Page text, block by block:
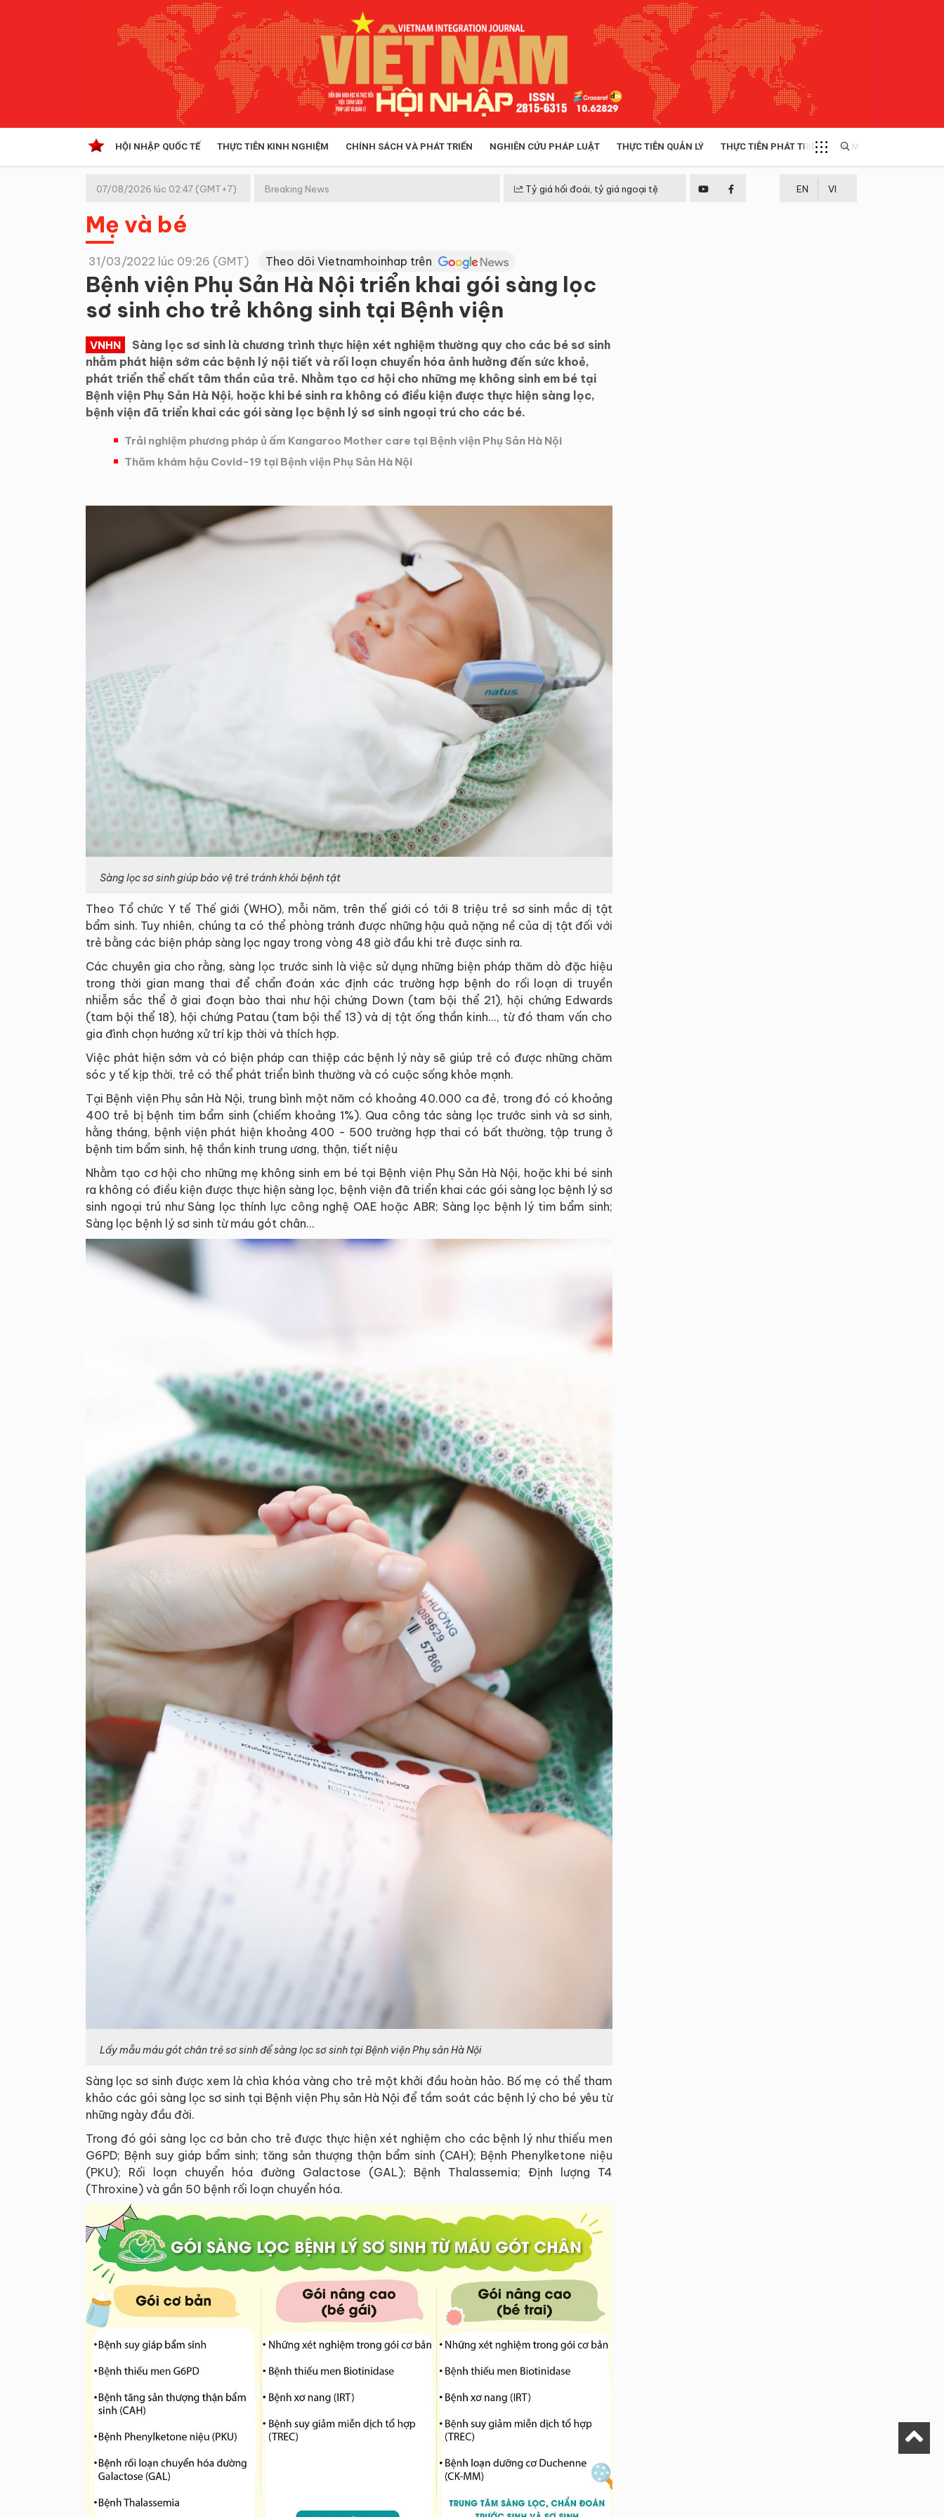
HỘI NHẬP QUỐC TẾ THỰC TIỄN KINH NGHIỆM CHÍNH SÁCH VÀ PHÁT TRIỂN NGHIÊN CỨU PHÁP LUẬT THỰC TIỄN QUẢN LÝ THỰC TIỄN PHÁT TRIỂN MULTIMEDIA
Kinh tế hội nhập
Doanh nghiệp
07/08/2026 lúc 02:47 (GMT+7) Breaking News Tỷ giá hối đoái, tỷ giá ngoại tệ EN VI
Mẹ và bé
31/03/2022 lúc 09:26 (GMT) Theo dõi Vietnamhoinhap trên
Bệnh viện Phụ Sản Hà Nội triển khai gói sàng lọc
sơ sinh cho trẻ không sinh tại Bệnh viện
VNHN
Sàng lọc sơ sinh là chương trình thực hiện xét nghiệm thường quy cho các bé sơ sinh
nhằm phát hiện sớm các bệnh lý nội tiết và rối loạn chuyển hóa ảnh hưởng đến sức khoẻ,
phát triển thể chất tâm thần của trẻ. Nhằm tạo cơ hội cho những mẹ không sinh em bé tại
Bệnh viện Phụ Sản Hà Nội, hoặc khi bé sinh ra không có điều kiện được thực hiện sàng lọc,
bệnh viện đã triển khai các gói sàng lọc bệnh lý sơ sinh ngoại trú cho các bé.
Trải nghiệm phương pháp ủ ấm Kangaroo Mother care tại Bệnh viện Phụ Sản Hà Nội
Thăm khám hậu Covid-19 tại Bệnh viện Phụ Sản Hà Nội
Sàng lọc sơ sinh giúp bảo vệ trẻ tránh khỏi bệnh tật
Theo Tổ chức Y tế Thế giới (WHO), mỗi năm, trên thế giới có tới 8 triệu trẻ sơ sinh mắc dị tật
bẩm sinh. Tuy nhiên, chúng ta có thể phòng tránh được những hậu quả nặng nề của dị tật đối với
trẻ bằng các biện pháp sàng lọc ngay trong vòng 48 giờ đầu khi trẻ được sinh ra.
Các chuyên gia cho rằng, sàng lọc trước sinh là việc sử dụng những biện pháp thăm dò đặc hiệu
trong thời gian mang thai để chẩn đoán xác định các trường hợp bệnh do rối loạn di truyền
nhiễm sắc thể ở giai đoạn bào thai như hội chứng Down (tam bội thể 21), hội chứng Edwards
(tam bội thể 18), hội chứng Patau (tam bội thể 13) và dị tật ống thần kinh..., từ đó tham vấn cho
gia đình chọn hướng xử trí kịp thời và thích hợp.
Việc phát hiện sớm và có biện pháp can thiệp các bệnh lý này sẽ giúp trẻ có được những chăm
sóc y tế kịp thời, trẻ có thể phát triển bình thường và có cuộc sống khỏe mạnh.
Tại Bệnh viện Phụ sản Hà Nội, trung bình một năm có khoảng 40.000 ca đẻ, trong đó có khoảng
400 trẻ bị bệnh tim bẩm sinh (chiếm khoảng 1%). Qua công tác sàng lọc trước sinh và sơ sinh,
hằng tháng, bệnh viện phát hiện khoảng 400 - 500 trường hợp thai có bất thường, tập trung ở
bệnh tim bẩm sinh, hệ thần kinh trung ương, thận, tiết niệu
Nhằm tạo cơ hội cho những mẹ không sinh em bé tại Bệnh viện Phụ Sản Hà Nội, hoặc khi bé sinh
ra không có điều kiện được thực hiện sàng lọc, bệnh viện đã triển khai các gói sàng lọc bệnh lý sơ
sinh ngoại trú như Sàng lọc thính lực công nghệ OAE hoặc ABR; Sàng lọc bệnh lý tim bẩm sinh;
Sàng lọc bệnh lý sơ sinh từ máu gót chân…
Lấy mẫu máu gót chân trẻ sơ sinh để sàng lọc sơ sinh tạiBệnh viện Phụ sản Hà Nội
Sàng lọc sơ sinh được xem là chìa khóa vàng cho trẻ một khởi đầu hoàn hảo. Bố mẹ có thể tham
khảo các gói sàng lọc sơ sinh tại Bệnh viện Phụ sản Hà Nội để tầm soát các bệnh lý cho bé yêu từ
những ngày đầu đời.
Trong đó gói sàng lọc cơ bản cho trẻ được thực hiện xét nghiệm cho các bệnh lý như thiếu men
G6PD; Bệnh suy giáp bẩm sinh; tăng sản thượng thận bẩm sinh (CAH); Bệnh Phenylketone niệu
(PKU); Rối loạn chuyển hóa đường Galactose (GAL); Bệnh Thalassemia; Định lượng T4
(Throxine) và gần 50 bệnh rối loạn chuyển hóa.